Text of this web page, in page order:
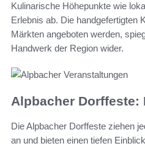
Kulinarische Höhepunkte wie
Erlebnis ab. Die handgefertigten
Märkten angeboten werden,
Handwerk der Region wider.
Alpbacher Dorffeste:
Die Alpbacher Dorffeste ziehen
an und bieten einen tiefen